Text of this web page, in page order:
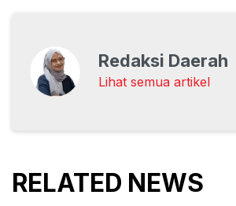
Redaksi Daerah
Lihat semua artikel
RELATED NEWS